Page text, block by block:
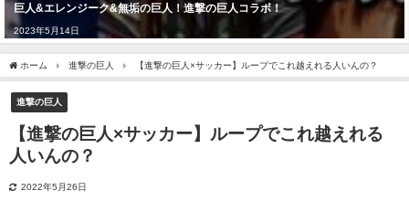
巨人&エレンジーク&無垢の巨人！進撃の巨人コラボ！
2023年5月14日
ホーム 進撃の巨人 【進撃の巨人×サッカー】ループでこれ越えれる人いんの？
進撃の巨人
【進撃の巨人×サッカー】ループでこれ越えれる
人いんの？
2022年5月26日